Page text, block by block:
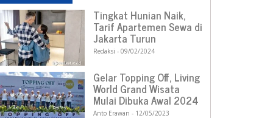
Tingkat Hunian Naik,
Tarif Apartemen Sewa di
Jakarta Turun
Redaksi 09/02/2024
Gelar Topping Off, Living
World Grand Wisata
Mulai Dibuka Awal 2024
Anto Erawan 12/05/2023